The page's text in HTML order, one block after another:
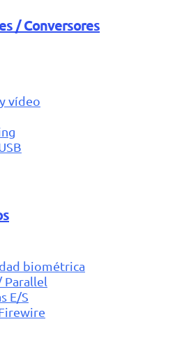
/ Conversores
vídeo
biométrica
Parallel
E/S